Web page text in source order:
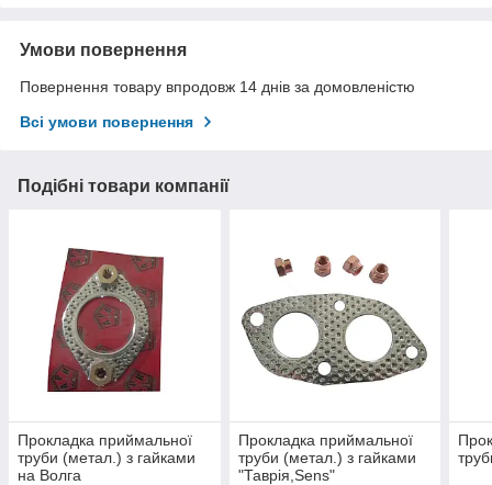
Умови повернення
Повернення товару впродовж 14 днів за домовленістю
Всі умови повернення
Подібні товари компанії
Прокладка приймальної
труби (метал.) з гайками
на Волга
Прокладка приймальної
труби (метал.) з гайками
"Таврія,Sens"